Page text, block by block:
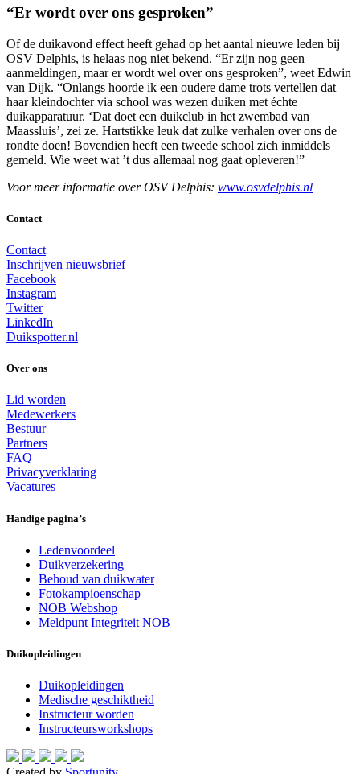
“Er wordt over ons gesproken”
Of de duikavond effect heeft gehad op het aantal nieuwe leden bij
OSV Delphis, is helaas nog niet bekend. “Er zijn nog geen
aanmeldingen, maar er wordt wel over ons gesproken”, weet Edwin
van Dijk. “Onlangs hoorde ik een oudere dame trots vertellen dat
haar kleindochter via school was wezen duiken met échte
duikapparatuur. ‘Dat doet een duikclub in het zwembad van
Maassluis’, zei ze. Hartstikke leuk dat zulke verhalen over ons de
rondte doen! Bovendien heeft een tweede school zich inmiddels
gemeld. Wie weet wat ’t dus allemaal nog gaat opleveren!”
Voor meer informatie over OSV Delphis: www.osvdelphis.nl
Contact
Contact
Inschrijven nieuwsbrief
Facebook
Instagram
Twitter
LinkedIn
Duikspotter.nl
Over ons
Lid worden
Medewerkers
Bestuur
Partners
FAQ
Privacyverklaring
Vacatures
Handige pagina’s
Ledenvoordeel
Duikverzekering
Behoud van duikwater
Fotokampioenschap
NOB Webshop
Meldpunt Integriteit NOB
Duikopleidingen
Duikopleidingen
Medische geschiktheid
Instructeur worden
Instructeursworkshops